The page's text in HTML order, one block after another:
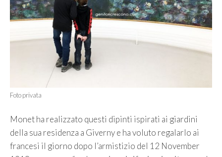
Foto privata
Monet ha realizzato questi dipinti ispirati ai giardini
della sua residenza a Giverny e ha voluto regalarlo ai
francesi il giorno dopo l’armistizio del 12 November